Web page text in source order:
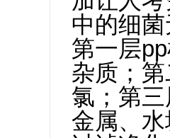
中的细
第一层
杂质；
氯；第
金属、